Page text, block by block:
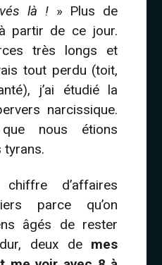
là !» Plus de
partir de ce jour.
très longs et
tout perdu (toit,
j’ai étudié la
narcissique.
nous étions
tyrans.
d’affaires
parce qu’on
âgés de rester
deux de mes